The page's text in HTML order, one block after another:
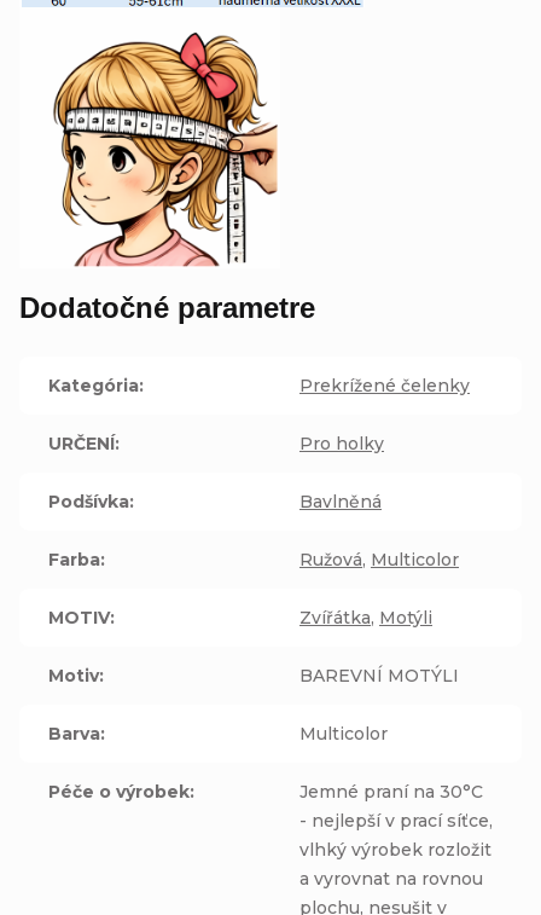
Dodatočné parametre
Kategória: Prekrížené čelenky
URČENÍ: Pro holky
Podšívka: Bavlněná
Farba: Ružová, Multicolor
MOTIV: Zvířátka, Motýli
Motiv: BAREVNÍ MOTÝLI
Barva: Multicolor
Péče o výrobek:
Jemné praní na 30°C
- nejlepší v prací síťce,
vlhký výrobek rozložit
a vyrovnat na rovnou
plochu, nesušit v